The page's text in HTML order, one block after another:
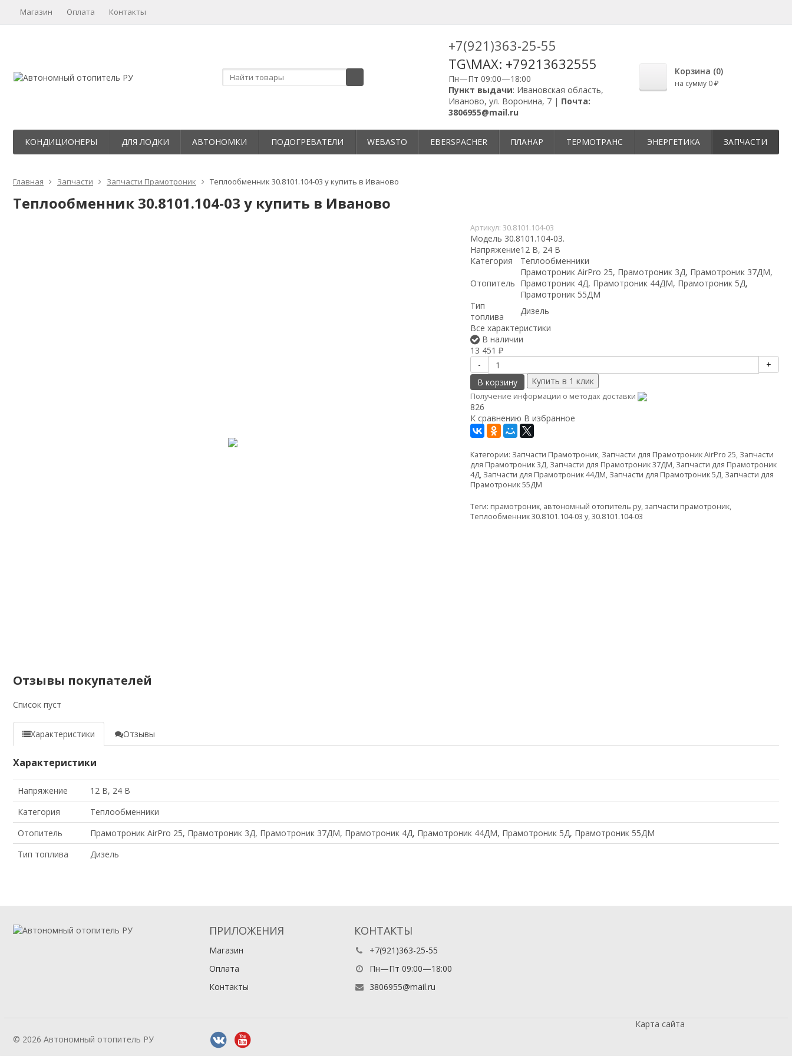
Магазин Оплата Контакты
+7(921)363-25-55
TG\MAX: +79213632555
Пн—Пт 09:00—18:00
Пункт выдачи: Ивановская область,
Иваново, ул. Воронина, 7 | Почта:
3806955@mail.ru
Корзина (0)
на сумму 0 ₽
КОНДИЦИОНЕРЫ ДЛЯ ЛОДКИ АВТОНОМКИ ПОДОГРЕВАТЕЛИ WEBASTO EBERSPACHER ПЛАНАР ТЕРМОТРАНС ЭНЕРГЕТИКА ЗАПЧАСТИ
Главная Запчасти Запчасти Прамотроник Теплообменник 30.8101.104-03 у купить в Иваново
Теплообменник 30.8101.104-03 у купить в Иваново
Артикул: 30.8101.104-03
Модель 30.8101.104-03.
Напряжение12 В, 24 В
Категория
Теплообменники
Отопитель
Прамотроник AirPro 25, Прамотроник 3Д, Прамотроник 37ДМ,
Прамотроник 4Д, Прамотроник 44ДМ, Прамотроник 5Д,
Прамотроник 55ДМ
Тип
топлива
Дизель
Все характеристики
В наличии
13 451 ₽
-
+
В корзину
Получение информации о методах доставки
826
К сравнению В избранное
Категории: Запчасти Прамотроник, Запчасти для Прамотроник AirPro 25, Запчасти
для Прамотроник 3Д, Запчасти для Прамотроник 37ДМ, Запчасти для Прамотроник
4Д, Запчасти для Прамотроник 44ДМ, Запчасти для Прамотроник 5Д, Запчасти для
Прамотроник 55ДМ
Теги: прамотроник, автономный отопитель ру, запчасти прамотроник,
Теплообменник 30.8101.104-03 у,30.8101.104-03
Отзывы покупателей
Список пуст
Характеристики Отзывы
Характеристики
Напряжение
12 В, 24 В
Категория
Теплообменники
Отопитель
Прамотроник AirPro 25, Прамотроник 3Д, Прамотроник 37ДМ, Прамотроник 4Д, Прамотроник 44ДМ, Прамотроник 5Д, Прамотроник 55ДМ
Тип топлива
Дизель
ПРИЛОЖЕНИЯ
Магазин
Оплата
Контакты
КОНТАКТЫ
+7(921)363-25-55
Пн—Пт 09:00—18:00
3806955@mail.ru
© 2026 Автономный отопитель РУ
Карта сайта